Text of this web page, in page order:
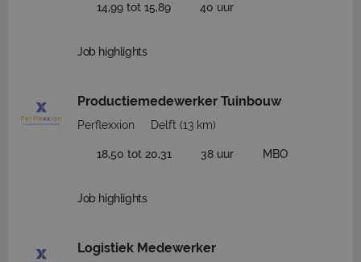
14,99 tot 15,89 40 uur
Job highlights
Productiemedewerker Tuinbouw
Perflexxion Delft (13 km)
18,50 tot 20,31 38 uur MBO
Job highlights
Logistiek Medewerker